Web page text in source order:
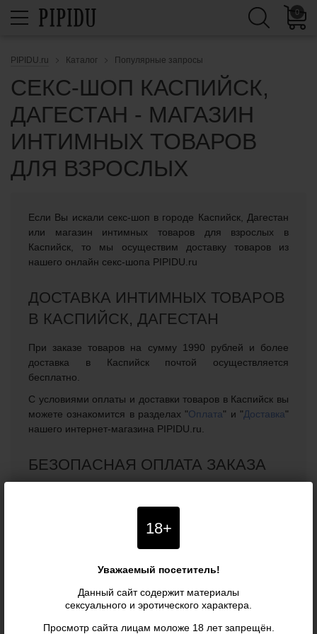
18+
Уважаемый посетитель!
Данный сайт содержит материалы
сексуального и эротического характера.
Просмотр сайта лицам моложе 18 лет запрещён.
0
PIPIDU.ru Каталог Популярные запросы
СЕКС-ШОП КАСПИЙСК,
ДАГЕСТАН - МАГАЗИН
ИНТИМНЫХ ТОВАРОВ
ДЛЯ ВЗРОСЛЫХ
Если Вы искали cекс-шоп в городе Каспийск, Дагестан
или магазин интимных товаров для взрослых в
Каспийск, то мы осуществим доставку товаров из
нашего онлайн секс-шопа PIPIDU.ru
ДОСТАВКА ИНТИМНЫХ ТОВАРОВ
В КАСПИЙСК, ДАГЕСТАН
При заказе товаров на сумму 1990 рублей и более
доставка в Каспийск почтой осуществляется
бесплатно.
С условиями оплаты и доставки товаров в Каспийск вы
можете ознакомится в разделах "Оплата" и "Доставка"
нашего интернет-магазина PIPIDU.ru.
БЕЗОПАСНАЯ ОПЛАТА ЗАКАЗА
оплатить заказ и доставку в город Каспийск, Дагестан
прямо на сайте, благодаря чему покупать интимные
сохраняя конфиденциальность. Оплата возможна
банковскими картами, с помощью электронных
Каспийск, а также по квитанции в ближайшем
банковском или почтовом отделении.